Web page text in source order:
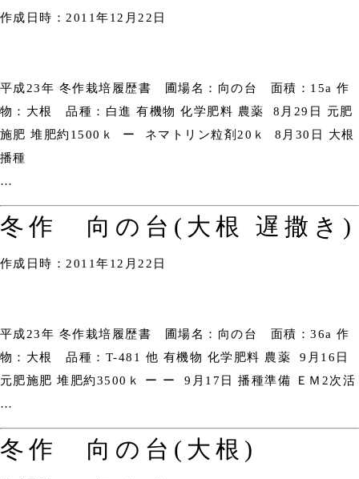
作成日時：2011年12月22日
平成23年 冬作栽培履歴書 圃場名：向の台 面積：15a 作
物：大根 品種：白進 有機物 化学肥料 農薬 8月29日 元肥
施肥 堆肥約1500ｋ ー ネマトリン粒剤20ｋ 8月30日 大根
播種
…
冬作 向の台(大根 遅撒き)
作成日時：2011年12月22日
平成23年 冬作栽培履歴書 圃場名：向の台 面積：36a 作
物：大根 品種：T-481 他 有機物 化学肥料 農薬 9月16日
元肥施肥 堆肥約3500ｋ ー ー 9月17日 播種準備 ＥＭ2次活
…
冬作 向の台(大根)